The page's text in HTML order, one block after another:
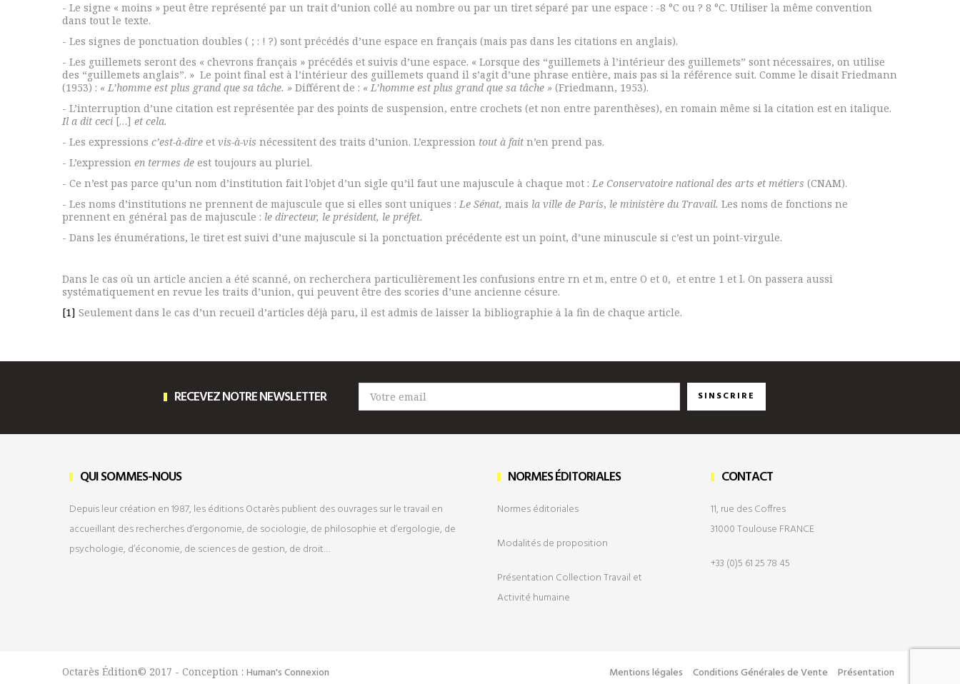
- Le signe « moins » peut être représenté par un trait d’union collé au nombre ou par un tiret séparé par une espace : -8 °C ou ? 8 °C. Utiliser la même convention
dans tout le texte.
- Les signes de ponctuation doubles ( ; : ! ?) sont précédés d’une espace en français (mais pas dans les citations en anglais).
- Les guillemets seront des « chevrons français » précédés et suivis d’une espace. « Lorsque des “guillemets à l’intérieur des guillemets” sont nécessaires, on utilise
des “guillemets anglais”. » Le point final est à l’intérieur des guillemets quand il s’agit d’une phrase entière, mais pas si la référence suit. Comme le disait Friedmann
(1953) : « L’homme est plus grand que sa tâche. » Différent de : « L’homme est plus grand que sa tâche » (Friedmann, 1953).
- L’interruption d’une citation est représentée par des points de suspension, entre crochets (et non entre parenthèses), en romain même si la citation est en italique.
Il a dit ceci […] et cela.
- Les expressions c’est-à-dire et vis-à-vis nécessitent des traits d’union. L’expression tout à fait n’en prend pas.
- L’expression en termes de est toujours au pluriel.
- Ce n’est pas parce qu’un nom d’institution fait l’objet d’un sigle qu’il faut une majuscule à chaque mot : Le Conservatoire national des arts et métiers (CNAM).
- Les noms d’institutions ne prennent de majuscule que si elles sont uniques : Le Sénat, mais la ville de Paris, le ministère du Travail. Les noms de fonctions ne
prennent en général pas de majuscule : le directeur, le président, le préfet.
- Dans les énumérations, le tiret est suivi d’une majuscule si la ponctuation précédente est un point, d’une minuscule si c’est un point-virgule.
Dans le cas où un article ancien a été scanné, on recherchera particulièrement les confusions entre rn et m, entre O et 0, et entre 1 et l. On passera aussi
systématiquement en revue les traits d’union, qui peuvent être des scories d’une ancienne césure.
[1] Seulement dans le cas d’un recueil d’articles déjà paru, il est admis de laisser la bibliographie à la fin de chaque article.
RECEVEZ NOTRE NEWSLETTER SINSCRIRE
QUI SOMMES-NOUS
Depuis leur création en 1987, les éditions Octarès publient des ouvrages sur le travail en
accueillant des recherches d’ergonomie, de sociologie, de philosophie et d’ergologie, de
psychologie, d’économie, de sciences de gestion, de droit…
NORMES ÉDITORIALES
Normes éditoriales
Modalités de proposition
Présentation Collection Travail et
Activité humaine
CONTACT
11, rue des Coffres
31000 Toulouse FRANCE
+33 (0)5 61 25 78 45
Octarès Édition© 2017 - Conception : Human's Connexion Mentions légales Conditions Générales de Vente Présentation